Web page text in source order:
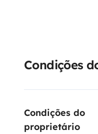
Condições
Condições do
proprietário